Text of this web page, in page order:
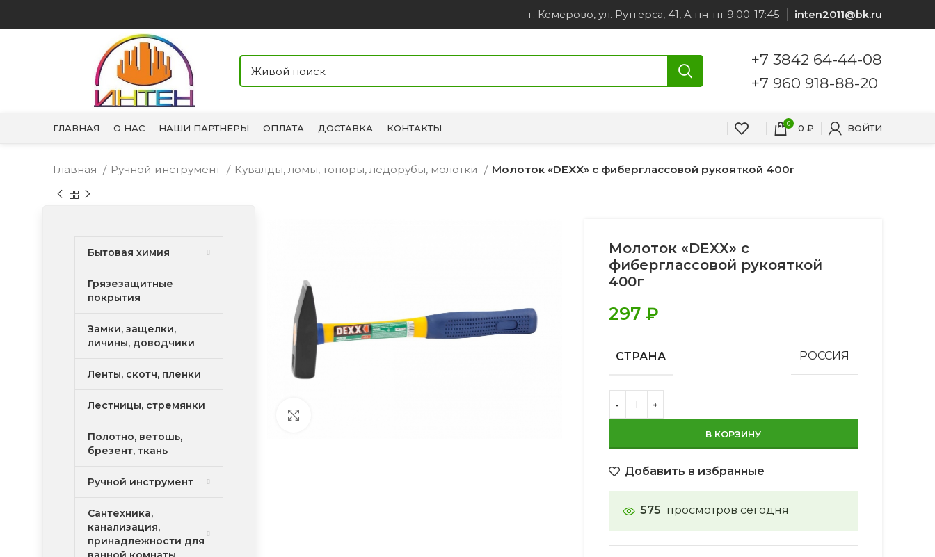
г. Кемерово, ул. Рутгерса, 41, А пн-пт 9:00-17:45 inten2011@bk.ru
+7 3842 64-44-08
+7 960 918-88-20
ГЛАВНАЯ О НАС НАШИ ПАРТНЁРЫ ОПЛАТА ДОСТАВКА КОНТАКТЫ 0 0 ₽ ВОЙТИ
Главная Ручной инструмент Кувалды, ломы, топоры, ледорубы, молотки Молоток «DEXX» с фиберглассовой рукояткой 400г
Молоток «DEXX» с
фиберглассовой рукояткой
400г
297 ₽
СТРАНА РОССИЯ
В КОРЗИНУ
Добавить в избранные
575 просмотров сегодня
Бытовая химия
Грязезащитные
покрытия
Замки, защелки,
личины, доводчики
Ленты, скотч, пленки
Лестницы, стремянки
Полотно, ветошь,
брезент, ткань
Ручной инструмент
Сантехника,
канализация,
принадлежности для